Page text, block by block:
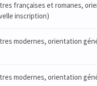
françaises et romanes,
inscription)
modernes, orientation
modernes, orientation